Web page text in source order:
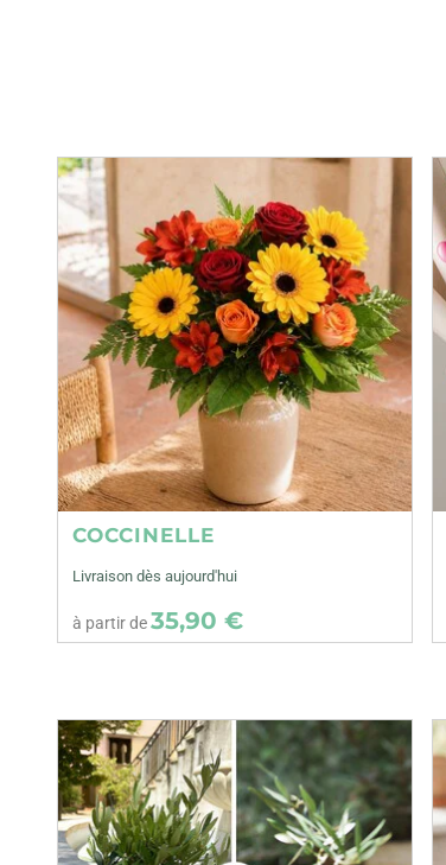
COCCINELLE
Livraison dès aujourd'hui
à partir de35,90 €